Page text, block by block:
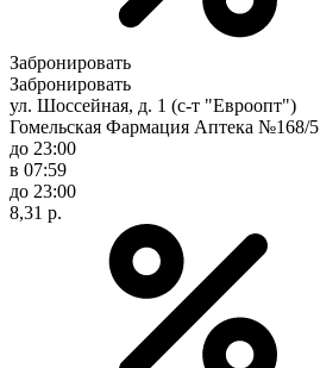
Забронировать
Забронировать
ул. Шоссейная, д. 1 (с-т "Евроопт")
Гомельская Фармация Аптека №168/5
до 23:00
в 07:59
до 23:00
8,31 р.